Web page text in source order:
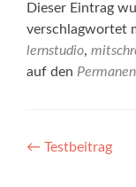
Dieser Eintrag
verschlagwortet
lernstudio,
auf den
Artikel-
← Testbeitrag